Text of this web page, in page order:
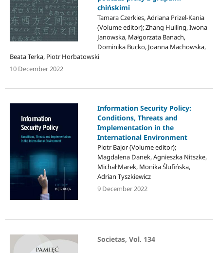
chińskimi
Tamara Czerkies, Adriana Prizel-Kania
(Volume editor); Zhang Huiling, Iwona
Janowska, Małgorzata Banach,
Dominika Bucko, Joanna Machowska,
Beata Terka, Piotr Horbatowski
10 December 2022
Information Security Policy:
Conditions, Threats and
Implementation in the
International Environment
Piotr Bajor (Volume editor);
Magdalena Danek, Agnieszka Nitszke,
Michał Marek, Monika Ślufińska,
Adrian Tyszkiewicz
9 December 2022
Societas, Vol. 134